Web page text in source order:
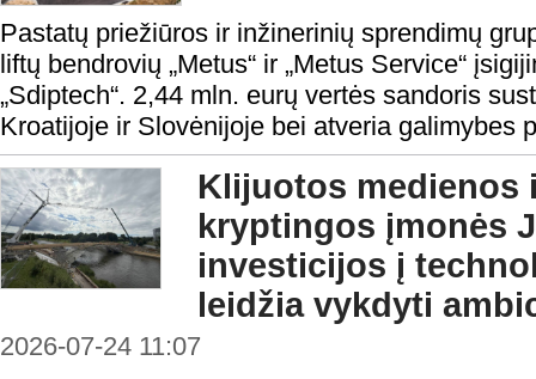
Pastatų priežiūros ir inžinerinių sprendimų
liftų bendrovių „Metus“ ir „Metus Service“
„Sdiptech“. 2,44 mln. eurų vertės sandoris
Kroatijoje ir Slovėnijoje bei atveria galimybes
Klijuotos medienos
kryptingos įmonės
investicijos į
leidžia vykdyti
2026-07-24 11:07